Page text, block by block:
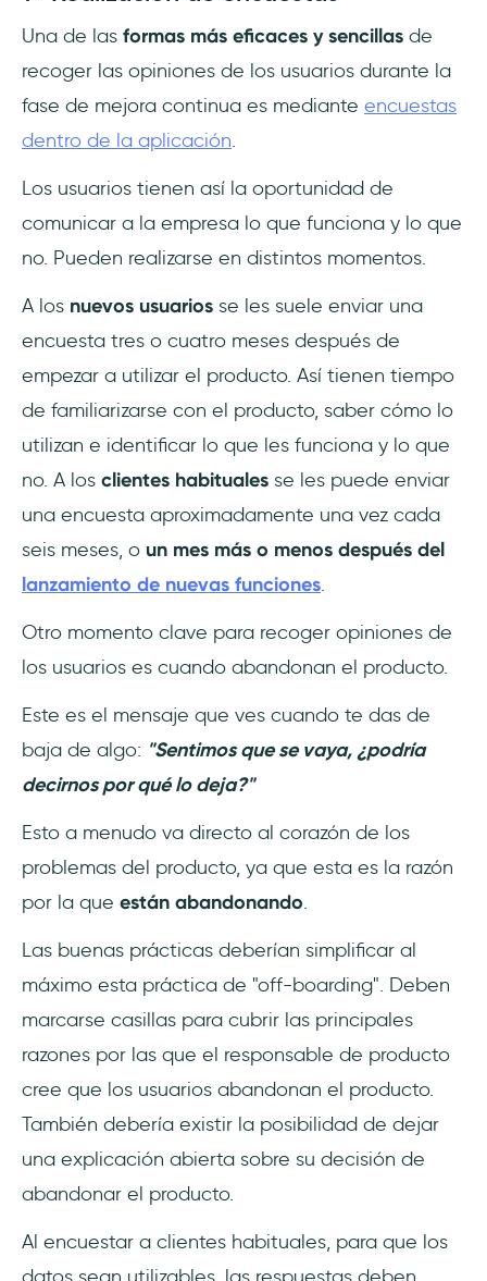
Una de las formas más eficaces y sencillas de
recoger las opiniones de los usuarios durante la
fase de mejora continua es mediante encuestas
dentro de la aplicación.
Los usuarios tienen así la oportunidad de
comunicar a la empresa lo que funciona y lo que
no. Pueden realizarse en distintos momentos.
A los nuevos usuarios se les suele enviar una
encuesta tres o cuatro meses después de
empezar a utilizar el producto. Así tienen tiempo
de familiarizarse con el producto, saber cómo lo
utilizan e identificar lo que les funciona y lo que
no. A los clientes habituales se les puede enviar
una encuesta aproximadamente una vez cada
seis meses, o un mes más o menos después del
lanzamiento de nuevas funciones.
Otro momento clave para recoger opiniones de
los usuarios es cuando abandonan el producto.
Este es el mensaje que ves cuando te das de
baja de algo: "Sentimos que se vaya, ¿podría
decirnos por qué lo deja?"
Esto a menudo va directo al corazón de los
problemas del producto, ya que esta es la razón
por la que están abandonando.
Las buenas prácticas deberían simplificar al
máximo esta práctica de "off-boarding". Deben
marcarse casillas para cubrir las principales
razones por las que el responsable de producto
cree que los usuarios abandonan el producto.
También debería existir la posibilidad de dejar
una explicación abierta sobre su decisión de
abandonar el producto.
Al encuestar a clientes habituales, para que los
datos sean utilizables, las respuestas deben